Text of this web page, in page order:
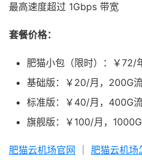
最高速度超过 1Gbps 带宽
套餐价格：
肥猫小包（限时）：￥72/
基础版：￥20/月，200G流
标准版：￥40/月，400G流
旗舰版：￥100/月，1000G
肥猫云机场官网 肥猫云机场